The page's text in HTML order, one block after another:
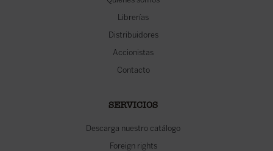
Librerías
Distribuidores
Accionistas
Contacto
SERVICIOS
Descarga nuestro catálogo
Foreign rights